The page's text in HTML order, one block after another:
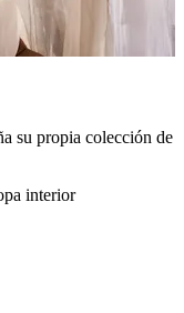
su propia colección de
interior